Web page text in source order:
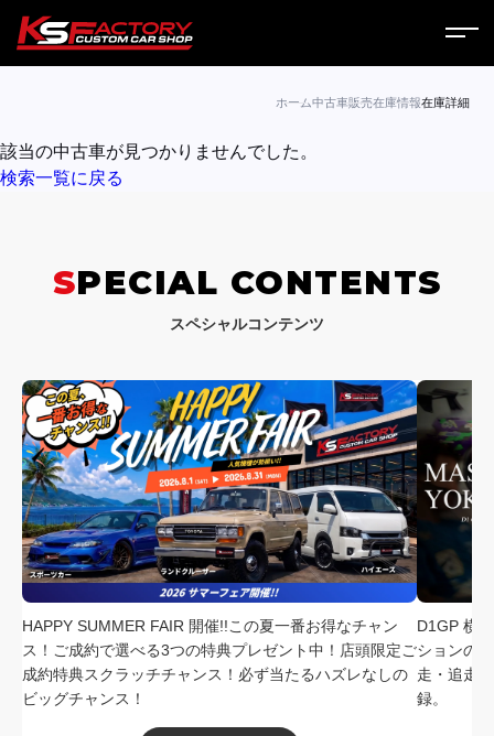
サービス
営業日
お問い合わせ
採用情報
店舗問い合わせ
ホーム中古車販売在庫情報在庫詳細
該当の中古車が見つかりませんでした。
検索一覧に戻る
SPECIAL CONTENTS
スペシャルコンテンツ
HAPPY SUMMER FAIR 開催!!この夏一番お得なチャン
ス！ご成約で選べる3つの特典プレゼント中！店頭限定ご
成約特典スクラッチチャンス！必ず当たるハズレなしの
ビッグチャンス！
D1GP 横
ションの
走・追走
録。